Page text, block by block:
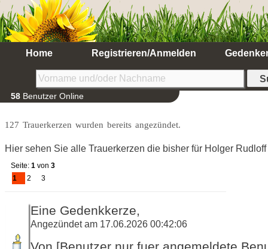
Home Registrieren/Anmelden
58 Benutzer Online
127 Trauerkerzen wurden bereits angezündet.
Hier sehen Sie alle Trauerkerzen die bisher für Holger
Seite: 1 von 3
1
2 3
Eine Gedenkkerze,
Angezündet am 17.06.2026 00:42:06